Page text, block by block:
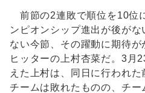
前節の2連敗で順位を10位
ンピオンシップ進出が後が
ない今節、その躍動に期待
ヒッターの上村杏菜だ。3月
えた上村は、同日に行われた
チームは敗れたものの、チ